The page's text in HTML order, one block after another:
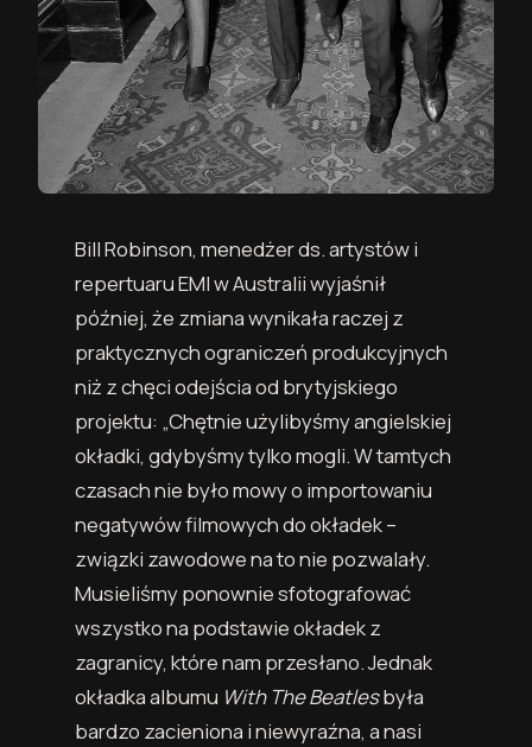
Bill Robinson, menedżer ds. artystów i
repertuaru EMI w Australii wyjaśnił
później, że zmiana wynikała raczej z
praktycznych ograniczeń produkcyjnych
niż z chęci odejścia od brytyjskiego
projektu: „Chętnie użylibyśmy angielskiej
okładki, gdybyśmy tylko mogli. W tamtych
czasach nie było mowy o importowaniu
negatywów filmowych do okładek –
związki zawodowe na to nie pozwalały.
Musieliśmy ponownie sfotografować
wszystko na podstawie okładek z
zagranicy, które nam przesłano. Jednak
okładka albumu With The Beatlesbyła
bardzo zacieniona i niewyraźna, a nasi